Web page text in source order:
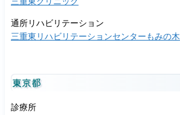
通所リハビリテーション
三重東リハビリテーションセンターもみの木
東京都
診療所